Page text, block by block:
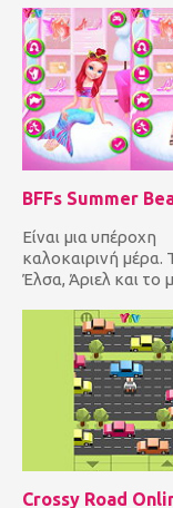
χαρτιά υγ...
Είναι μια υπέροχη
καλοκαιρινή
Έλσα, Άριελ και το
πικνίκ μα...
Crossy Road